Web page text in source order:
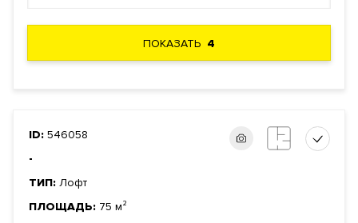
ПОКАЗАТЬ 4
ID: 546058
-
ТИП: Лофт
ПЛОЩАДЬ: 75 м²